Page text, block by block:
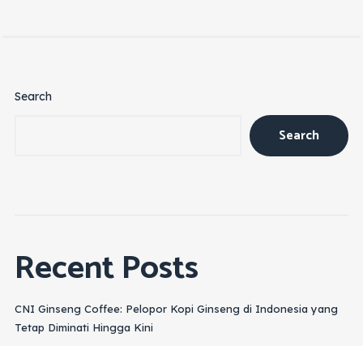
Search
Search
Recent Posts
CNI Ginseng Coffee: Pelopor Kopi Ginseng di Indonesia yang
Tetap Diminati Hingga Kini